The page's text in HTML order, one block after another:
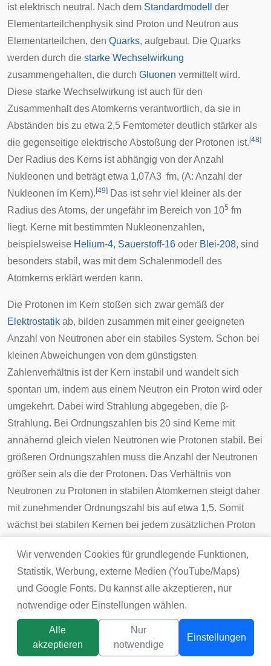
Wir verwenden Cookies für grundlegende Funktionen,
Statistik, Werbung, externe Medien (YouTube/Maps)
und Google Fonts. Du kannst alle akzeptieren, nur
notwendige oder Einstellungen wählen.
Alle
akzeptieren
Nur
notwendige
Einstellungen
ist elektrisch neutral. Nach dem Standardmodell
der
Elementarteilchenphysik sind Proton und Neutron aus
Elementarteilchen, den Quarks, aufgebaut. Die Quarks
werden durch die starke Wechselwirkung
zusammengehalten, die durch Gluonen vermittelt wird.
Diese starke Wechselwirkung ist auch für den
Zusammenhalt des Atomkerns verantwortlich, da sie in
Abständen bis zu etwa 2,5 Femtometer deutlich stärker als
die gegenseitige elektrische Abstoßung der Protonen ist. [48]
Der Radius des Kerns ist abhängig von der Anzahl
Nukleonen und beträgt etwa 1,07A3 fm, (A: Anzahl der
Nukleonen im Kern). [49] Das ist sehr viel kleiner als der
Radius des Atoms, der ungefähr im Bereich von 105 fm
liegt. Kerne mit bestimmten Nukleonenzahlen,
beispielsweise Helium-4, Sauerstoff-16 oder Blei-208, sind
besonders stabil, was mit dem Schalenmodell des
Atomkerns erklärt werden kann.
Die Protonen im Kern stoßen sich zwar gemäß der
Elektrostatik ab, bilden zusammen mit einer geeigneten
Anzahl von Neutronen aber ein stabiles System. Schon bei
kleinen Abweichungen von dem günstigsten
Zahlenverhältnis ist der Kern instabil und wandelt sich
spontan um, indem aus einem Neutron ein Proton wird oder
umgekehrt. Dabei wird Strahlung abgegeben, die β-
Strahlung. Bei Ordnungszahlen bis 20 sind Kerne mit
annähernd gleich vielen Neutronen wie Protonen stabil. Bei
größeren Ordnungszahlen muss die Anzahl der Neutronen
größer sein als die der Protonen. Das Verhältnis von
Neutronen zu Protonen in stabilen Atomkernen steigt daher
mit zunehmender Ordnungszahl bis auf etwa 1,5. Somit
wächst bei stabilen Kernen bei jedem zusätzlichen Proton
Schalenmodell (Kernphysik)). Alle Kerne mit mehr als 82
Protonen (also jenseits von Blei) sind aufgrund deren
gegenseitiger Abstoßung instabil und wandeln sich in
leichtere Kerne um. Dabei zerfallen sie so lange, bis ein
stabiler Kern erreicht ist; bei mehreren Zerfallsstufen spricht
man von einerZerfallsreihe.